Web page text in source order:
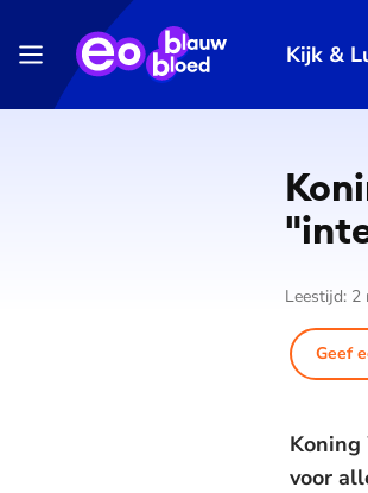
Kijk &
Leestijd: 2
Geef
voor